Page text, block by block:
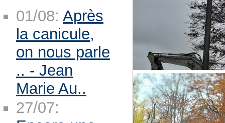
01/08: Après
la canicule,
on nous parle
.. - Jean
Marie Au..
27/07: